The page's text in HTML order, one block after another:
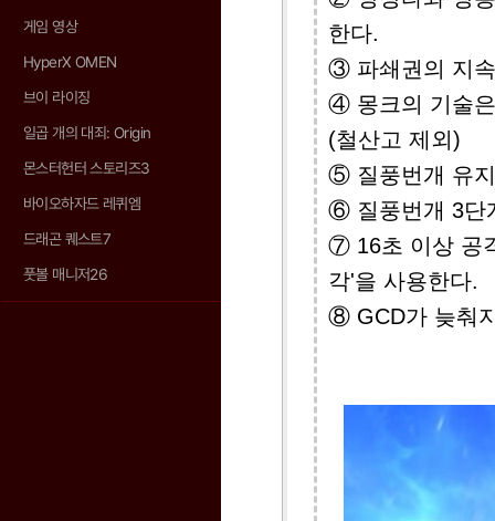
게임 영상
HyperX OMEN
브이 라이징
일곱 개의 대죄: Origin
몬스터헌터 스토리즈3
바이오하자드 레퀴엠
드래곤 퀘스트7
풋볼 매니저26
한다.
③ 파쇄권의 지
④ 몽크의 기술
(철산고 제외)
⑤ 질풍번개 유
⑥ 질풍번개 3단
⑦ 16초 이상 공
각'을 사용한다.
⑧ GCD가 늦춰